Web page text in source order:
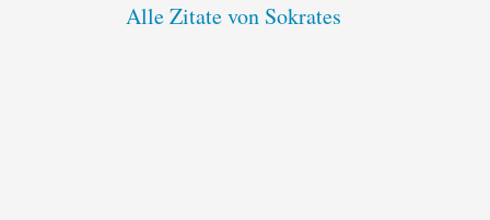
Alle Zitate von Sokrates